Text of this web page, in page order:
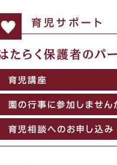
こどもたちをお迎えするのは、私
育児サポート
育児講座
園の行事に参加しません